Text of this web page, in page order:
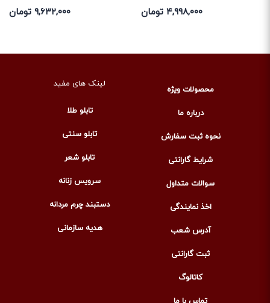
۴,۹۹۸,۰۰۰ تومان ۹,۶۳۲,۰۰۰ تومان
محصولات ویژه
درباره ما
نحوه ثبت سفارش
شرایط گارانتی
سوالات متداول
اخذ نمایندگی
آدرس شعب
ثبت گارانتی
کاتالوگ
لینک های مفید
تابلو طلا
تابلو سنتی
تابلو شعر
سرویس زنانه
دستبند چرم مردانه
هدیه سازمانی